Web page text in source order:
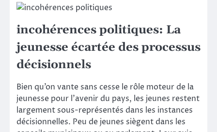
incohérences politiques: La
jeunesse écartée des processus
décisionnels
Bien qu’on vante sans cesse le rôle moteur de la
jeunesse pour l’avenir du pays, les jeunes restent
largement sous-représentés dans les instances
décisionnelles. Peu de jeunes siègent dans les